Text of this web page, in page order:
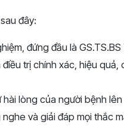
đây:
đứng đầu là GS.TS.BS
trị chính xác, hiệu quả,
lòng của người bệnh lên
và giải đáp mọi thắc